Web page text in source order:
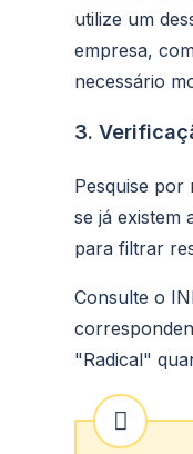
utilize um
empresa,
necessário
3.
Pesquise por
se já existem
para filtrar
Consulte o
"Radical"